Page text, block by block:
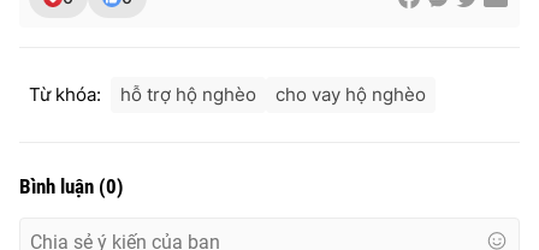
Giấy phép hoạt động báo in và báo điện tử số 483/GP-BTTTT
Phó Tổng Biên tập: Nguyễn Thị Mỹ Hạnh, Phạm Quốc Thắng,
Ðiện thoại Thời báo VTV:
Email:
toasoan@vtv.vn
Từ khóa: hỗ trợ hộ nghèo cho vay hộ nghèo
Bình luận (0)